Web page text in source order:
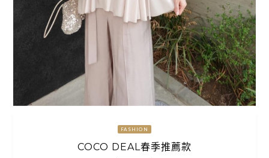
FASHION
COCO DEAL春季推薦款